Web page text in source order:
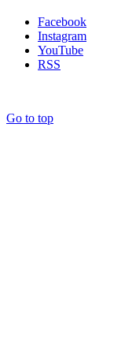
Facebook
Instagram
YouTube
RSS
Go to top